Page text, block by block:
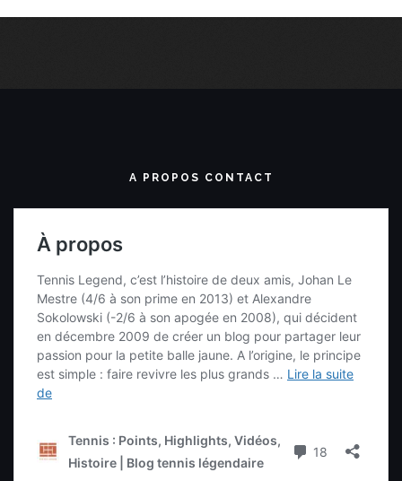
A PROPOS CONTACT